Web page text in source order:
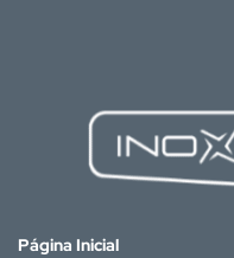
Página Inicial